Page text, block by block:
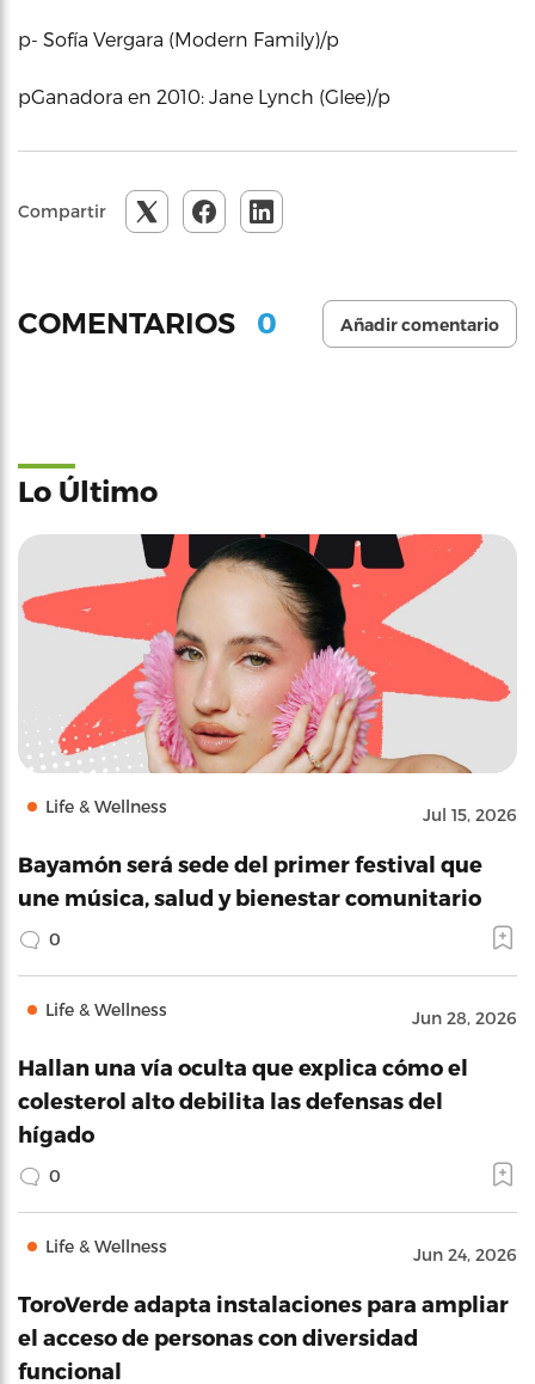
p- Sofía Vergara (Modern Family)/p
pGanadora en 2010: Jane Lynch (Glee)/p
Compartir
COMENTARIOS 0 Añadir comentario
Lo Último
Life & Wellness Jul 15, 2026
Bayamón será sede del primer festival que
une música, salud y bienestar comunitario
0
Life & Wellness Jun 28, 2026
Hallan una vía oculta que explica cómo el
colesterol alto debilita las defensas del
hígado
0
Life & Wellness Jun 24, 2026
ToroVerde adapta instalaciones para ampliar
el acceso de personas con diversidad
funcional